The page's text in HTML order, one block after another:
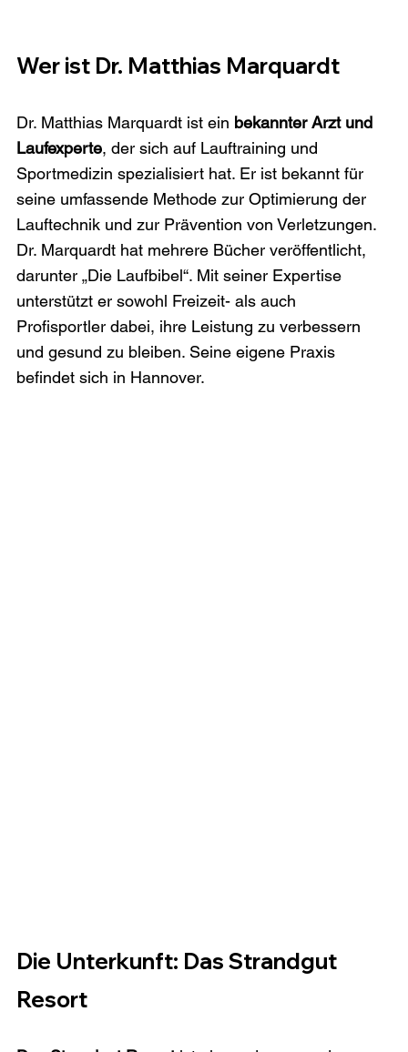
Wer ist Dr. Matthias Marquardt
Dr. Matthias Marquardt ist ein bekannter Arzt und
Laufexperte, der sich auf Lauftraining und
Sportmedizin spezialisiert hat. Er ist bekannt für
seine umfassende Methode zur Optimierung der
Lauftechnik und zur Prävention von Verletzungen.
Dr. Marquardt hat mehrere Bücher veröffentlicht,
darunter „Die Laufbibel“. Mit seiner Expertise
unterstützt er sowohl Freizeit- als auch
Profisportler dabei, ihre Leistung zu verbessern
und gesund zu bleiben. Seine eigene Praxis
befindet sich in Hannover.
Die Unterkunft: Das Strandgut
Resort